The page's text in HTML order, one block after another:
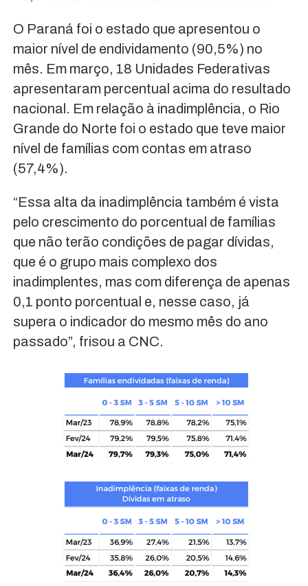
O Paraná foi o estado que apresentou o
maior nível de endividamento (90,5%) no
mês. Em março, 18 Unidades Federativas
apresentaram percentual acima do resultado
nacional. Em relação à inadimplência, o Rio
Grande do Norte foi o estado que teve maior
nível de famílias com contas em atraso
(57,4%).
“Essa alta da inadimplência também é vista
pelo crescimento do porcentual de famílias
que não terão condições de pagar dívidas,
que é o grupo mais complexo dos
inadimplentes, mas com diferença de apenas
0,1 ponto porcentual e, nesse caso, já
supera o indicador do mesmo mês do ano
passado”, frisou a CNC.